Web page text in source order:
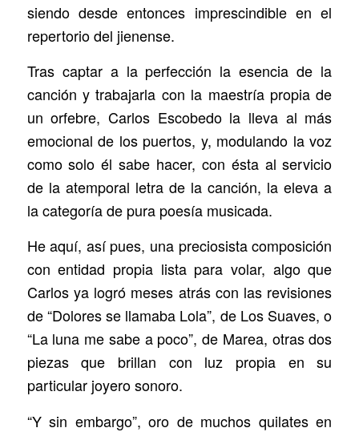
siendo desde entonces imprescindible en el
repertorio del jienense.
Tras captar a la perfección la esencia de la
canción y trabajarla con la maestría propia de
un orfebre, Carlos Escobedo la lleva al más
emocional de los puertos, y, modulando la voz
como solo él sabe hacer, con ésta al servicio
de la atemporal letra de la canción, la eleva a
la categoría de pura poesía musicada.
He aquí, así pues, una preciosista composición
con entidad propia lista para volar, algo que
Carlos ya logró meses atrás con las revisiones
de “Dolores se llamaba Lola”, de Los Suaves, o
“La luna me sabe a poco”, de Marea, otras dos
piezas que brillan con luz propia en su
particular joyero sonoro.
“Y sin embargo”, oro de muchos quilates en